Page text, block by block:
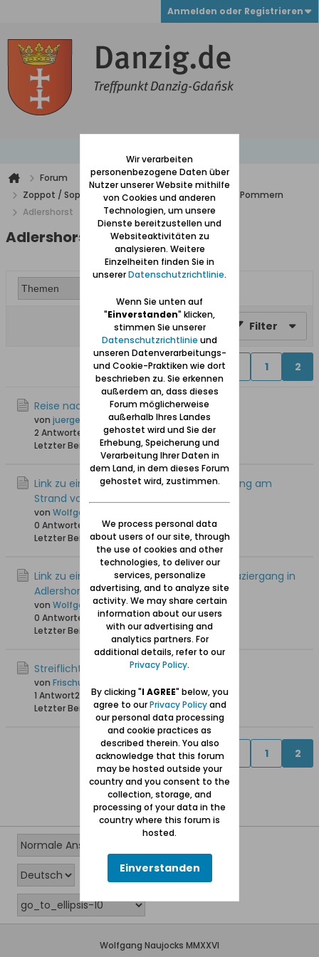
Anmelden oder Registrieren
Forum
Zoppot / Sopot, Gdingen / Ost- u. Westpreußen, Pommern
Adlershorst
Adlershorst
Filter
Vorherige 1 2
Reise nach Adlershorst
von juergen
2 Antworten
20.659 Hits0 Likes
Letzter Beitrag
10.08.2008, 22:51
Link zu einem "Streiflicht" über "Spaziergang am
Strand von Adlershorst/Orlowo"
von Wolfgang
0 Antworten
17.227 Hits0 Likes
Letzter Beitrag18.04.2008, 10:11
Link zu einem "Streiflicht" über "Winterspaziergang in
Adlershorst (Orlowo)"
von Wolfgang
0 Antworten
19.848 Hits0 Likes
Letzter Beitrag
12.04.2008, 23:42
Streiflichter Adlershorst
von Frischula
1 Antwort24.444 Hits0 Likes
Letzter Beitrag10.04.2008, 16:32
Vorherige 1 2
Wolfgang Naujocks MMXXVI
Wir verarbeiten
personenbezogene Daten über
Nutzer unserer Website mithilfe
von Cookies und anderen
Technologien, um unsere
Dienste bereitzustellen und
Websiteaktivitäten zu
analysieren. Weitere
Einzelheiten finden Sie in
unsererDatenschutzrichtlinie.
Wenn Sie unten auf
"Einverstanden" klicken,
stimmen Sie unserer
Datenschutzrichtlinie und
unseren Datenverarbeitungs-
und Cookie-Praktiken wie dort
beschrieben zu. Sie erkennen
außerdem an, dass dieses
Forum möglicherweise
außerhalb Ihres Landes
gehostet wird und Sie der
Erhebung, Speicherung und
Verarbeitung Ihrer Daten in
dem Land, in dem dieses Forum
gehostet wird, zustimmen.
We process personal data
about users of our site, through
the use of cookies and other
technologies, to deliver our
services, personalize
advertising, and to analyze site
activity. We may share certain
information about our users
with our advertising and
analytics partners. For
additional details, refer to our
Privacy Policy.
By clicking "I AGREE" below, you
agree to ourPrivacy Policyand
our personal data processing
and cookie practices as
described therein. You also
acknowledge that this forum
may be hosted outside your
country and you consent to the
collection, storage, and
processing of your data in the
country where this forum is
hosted.
Einverstanden